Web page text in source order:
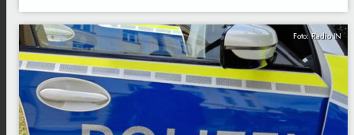
Foto: Radio IN